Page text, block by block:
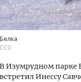
Белка
СС0
В Изумрудном парке
встретил Инессу
Каким будет
«Белкур» в